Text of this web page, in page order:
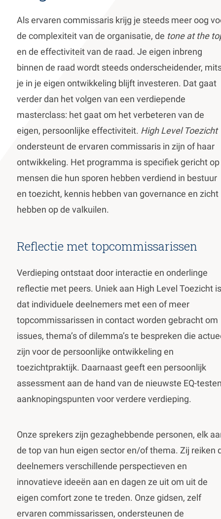
inhoudAls ervaren commissaris krijg je steeds meer oog
de complexiteit van de organisatie, de tone at the
en de effectiviteit van de raad. Je eigen inbreng
binnen de raad wordt steeds onderscheidender,
je in je eigen ontwikkeling blijft investeren. Dat gaat
verder dan het volgen van een verdiepende
masterclass: het gaat om het verbeteren van de
eigen, persoonlijke effectiviteit. High Level Toezicht
ondersteunt de ervaren commissaris in zijn of haar
ontwikkeling. Het programma is specifiek gericht op
mensen die hun sporen hebben verdiend in bestuur
en toezicht, kennis hebben van governance en zicht
hebben op de valkuilen.
Reflectie met topcommissarissen
Verdieping ontstaat door interactie en onderlinge
reflectie met peers. Uniek aan High Level Toezicht is
dat individuele deelnemers met een of meer
topcommissarissen in contact worden gebracht om
issues, thema’s of dilemma’s te bespreken die
zijn voor de persoonlijke ontwikkeling en
toezichtpraktijk. Daarnaast geeft een persoonlijk
assessment aan de hand van de nieuwste EQ-
aanknopingspunten voor verdere verdieping.
Onze sprekers zijn gezaghebbende personen, elk
de top van hun eigen sector en/of thema. Zij reiken
deelnemers verschillende perspectieven en
innovatieve ideeën aan en dagen ze uit om uit de
eigen comfort zone te treden. Onze gidsen, zelf
ervaren commissarissen, ondersteunen de